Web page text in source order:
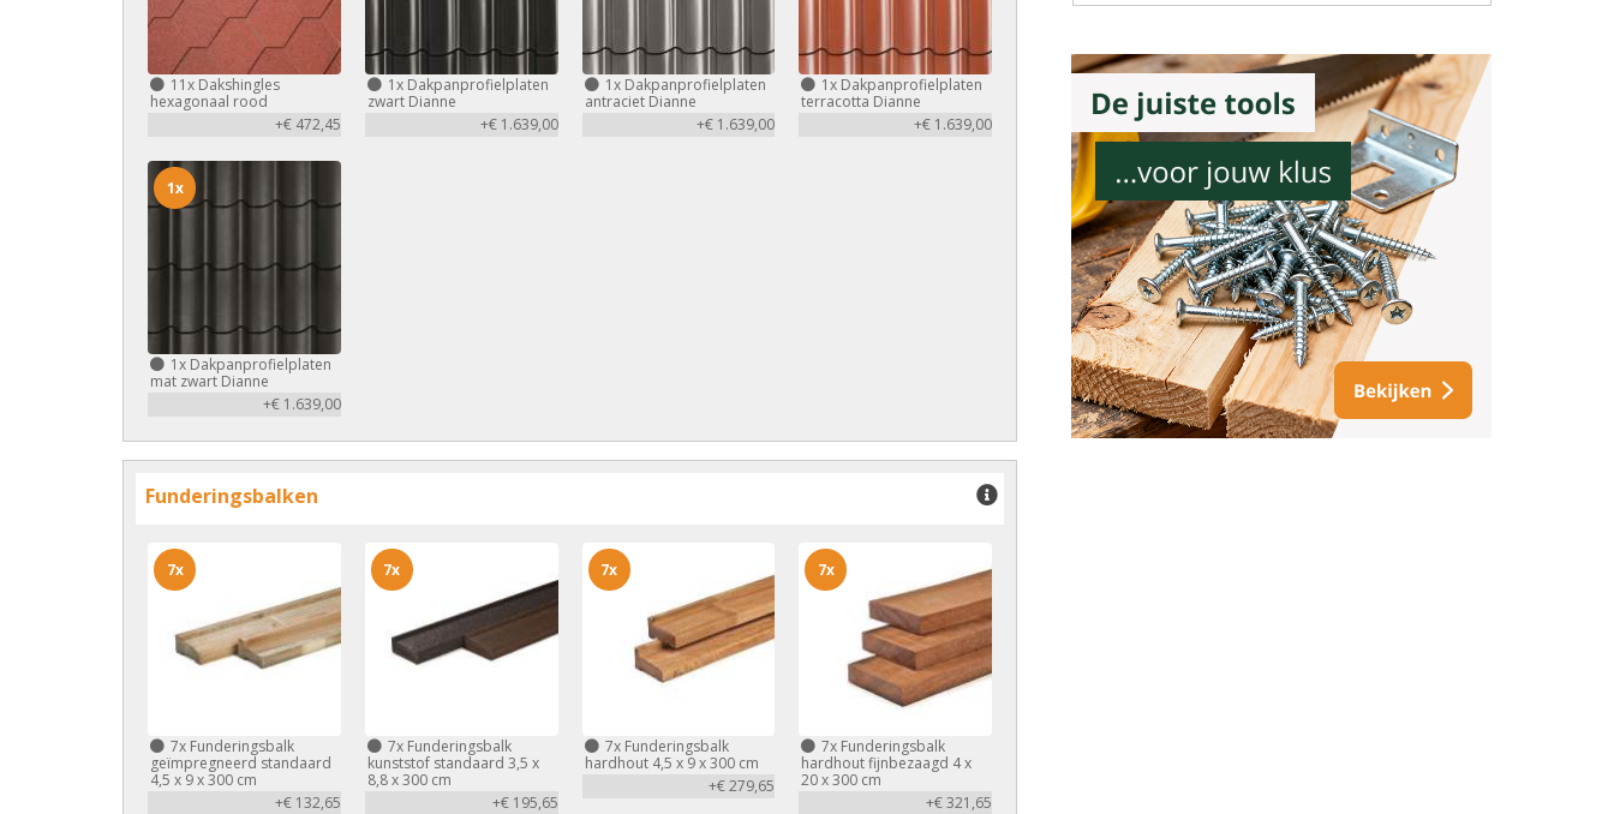
11x Dakshingles
hexagonaal rood
+€ 472,45
1xDakpanprofielplaten
zwart Dianne
+€ 1.639,00
1xDakpanprofielplaten
antraciet Dianne
+€ 1.639,00
1x Dakpanprofielplaten
terracotta Dianne
+€ 1.639,00
1x Dakpanprofielplaten
mat zwart Dianne
+€ 1.639,00
1x
Funderingsbalken
7x Funderingsbalk
geïmpregneerd standaard
4,5 x 9 x 300 cm
+€ 132,65
7x
7xFunderingsbalk
kunststof standaard 3,5 x
8,8 x 300 cm
+€ 195,65
7x
7xFunderingsbalk
hardhout 4,5 x 9 x 300 cm
+€ 279,65
7x
7x Funderingsbalk
hardhout fijnbezaagd 4 x
20 x 300 cm
+€ 321,65
7x